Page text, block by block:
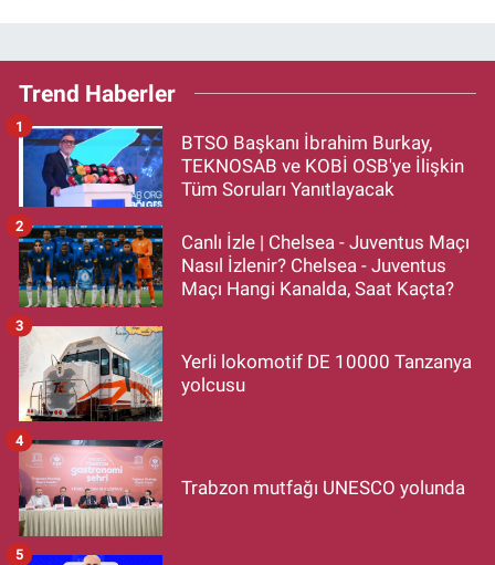
Trend Haberler
BTSO Başkanı İbrahim Burkay,
TEKNOSAB ve KOBİ OSB'ye İlişkin
Tüm Soruları Yanıtlayacak
1
Canlı İzle | Chelsea - Juventus Maçı
Nasıl İzlenir? Chelsea - Juventus
Maçı Hangi Kanalda, Saat Kaçta?
2
Yerli lokomotif DE 10000 Tanzanya
yolcusu
3
Trabzon mutfağı UNESCO yolunda
4
5